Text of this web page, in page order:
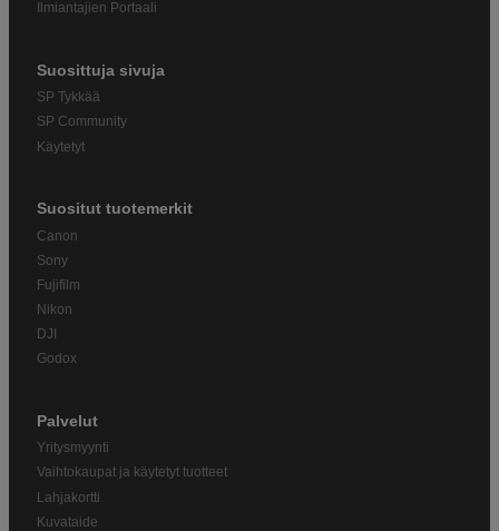
Ilmiantajien Portaali
Suosittuja sivuja
SP Tykkää
SP Community
Käytetyt
Suositut tuotemerkit
Canon
Sony
Fujifilm
Nikon
DJI
Godox
Palvelut
Yritysmyynti
Vaihtokaupat ja käytetyt tuotteet
Lahjakortti
Kuvataide